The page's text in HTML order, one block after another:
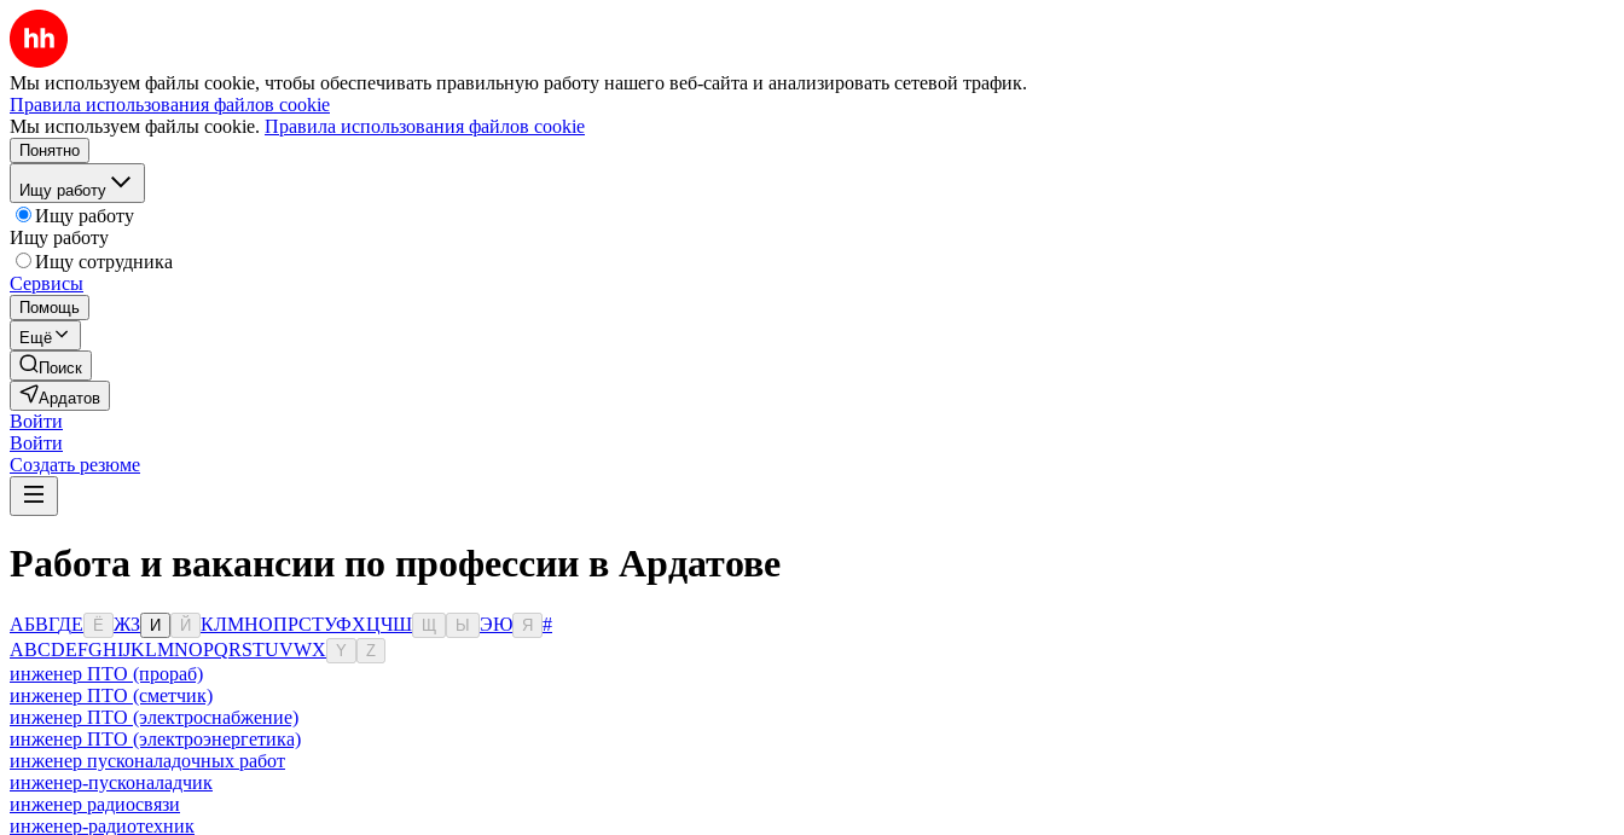
Мы используем файлы cookie, чтобы обеспечивать правильную работу нашего веб-сайта и анализировать сетевой трафик.
Правила использования файлов cookie
Мы используем файлы cookie. Правила использования файлов cookie
Понятно
Ищу работу
Ищу работу
Ищу работу
Ищу сотрудника
Сервисы
Помощь
Ещё
Поиск
Ардатов
Войти
Войти
Создать резюме
Работа и вакансии по профессии в Ардатове
АБВГДЕ Ё ЖЗ И Й КЛМНОПРСТУФХЦЧШ Ы ЭЮ Я
#
ABCDEFGHIJKLMNOPQRSTUVWX Y Z
инженер ПТО (прораб)
инженер ПТО (сметчик)
инженер ПТО (электроснабжение)
инженер ПТО (электроэнергетика)
инженер пусконаладочных работ
инженер-пусконаладчик
инженер радиосвязи
инженер-радиотехник